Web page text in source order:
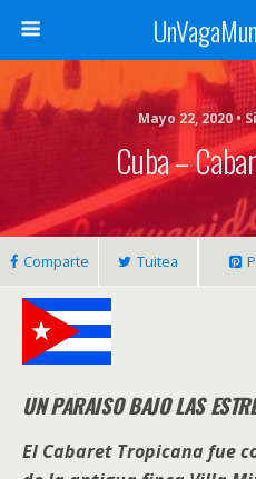
Mayo 22, 2020 •
Cuba –
Comparte Tuitea
UN PARAISO BAJO LAS
El Cabaret Tropicana fue